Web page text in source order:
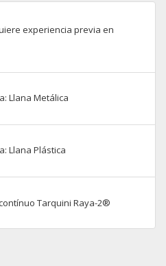
experiencia previa en
Llana Metálica
Llana Plástica
Tarquini Raya-2®